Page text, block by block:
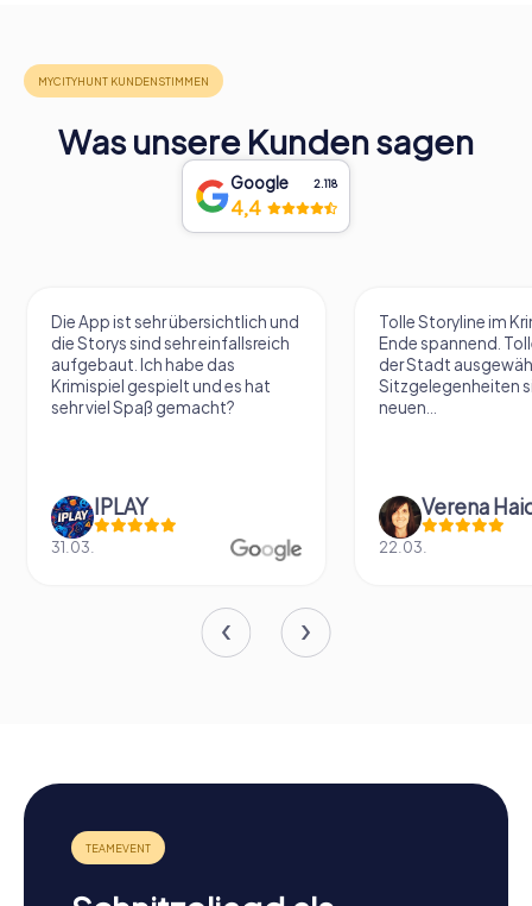
Was unsere Kunden sagen
Google 2.118
4,4
Die App ist sehr übersichtlich und
die Storys sind sehr einfallsreich
aufgebaut. Ich habe das
Krimispiel gespielt und es hat
sehr viel Spaß gemacht?
IPLAY
31.03.
Tolle Storyline im
Ende spannend.
der Stadt
Sitzgelegenheiten
neuen...
22.03.